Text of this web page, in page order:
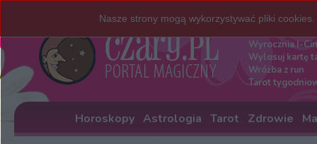
Darmowe
Wyrocznia I-
Wylosuj kartę
Wróżba z run
Tarot
Horoskopy Astrologia Tarot Zdrowie
Nasze strony mogą wykorzystywać pliki cookies.